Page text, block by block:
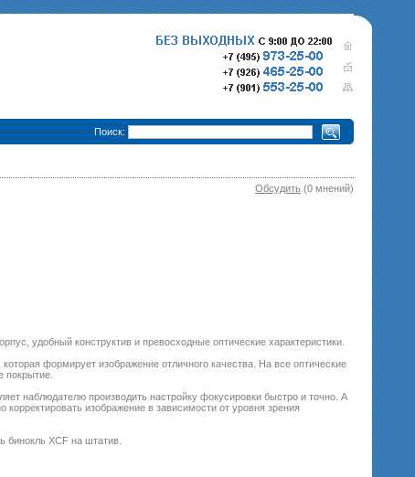
•
Поиск:
Обсудить (0 мнений)
удобный конструктив и превосходные оптические характеристики.
формирует изображение отличного качества. На все оптические
покрытие.
наблюдателю производить настройку фокусировки быстро и точно. А
изображение в зависимости от уровня зрения
бинокль XCF на штатив.